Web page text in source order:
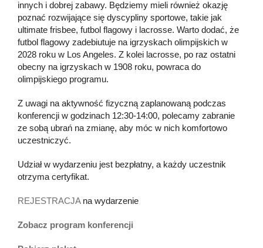
innych i dobrej zabawy. Będziemy mieli również okazję
poznać rozwijające się dyscypliny sportowe, takie jak
ultimate frisbee, futbol flagowy i lacrosse. Warto dodać, że
futbol flagowy zadebiutuje na igrzyskach olimpijskich w
2028 roku w Los Angeles. Z kolei lacrosse, po raz ostatni
obecny na igrzyskach w 1908 roku, powraca do
olimpijskiego programu.
Z uwagi na aktywność fizyczną zaplanowaną podczas
konferencji w godzinach 12:30-14:00, polecamy zabranie
ze sobą ubrań na zmianę, aby móc w nich komfortowo
uczestniczyć.
Udział w wydarzeniu jest bezpłatny, a każdy uczestnik
otrzyma certyfikat.
REJESTRACJAna wydarzenie
Zobacz program konferencji